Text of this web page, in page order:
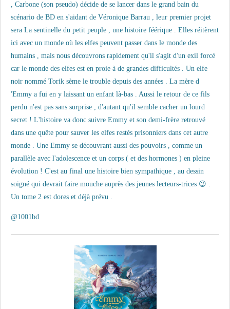
, Carbone (son pseudo) décide de se lancer dans le grand bain du
scénario de BD en s'aidant de Véronique Barrau , leur premier projet
sera La sentinelle du petit peuple , une histoire féérique . Elles réitèrent
ici avec un monde où les elfes peuvent passer dans le monde des
humains , mais nous découvrons rapidement qu'il s'agit d'un exil forcé
car le monde des elfes est en proie à de grandes difficultés . Un elfe
noir nommé Torik sème le trouble depuis des années . La mère d
'Emmy a fui en y laissant un enfant là-bas . Aussi le retour de ce fils
perdu n'est pas sans surprise , d'autant qu'il semble cacher un lourd
secret ! L'histoire va donc suivre Emmy et son demi-frère retrouvé
dans une quête pour sauver les elfes restés prisonniers dans cet autre
monde . Une Emmy se découvrant aussi des pouvoirs , comme un
parallèle avec l'adolescence et un corps ( et des hormones ) en pleine
évolution ! C'est au final une histoire bien sympathique , au dessin
soigné qui devrait faire mouche auprès des jeunes lecteurs-trices 😉 .
Un tome 2 est dores et déjà prévu .
@1001bd